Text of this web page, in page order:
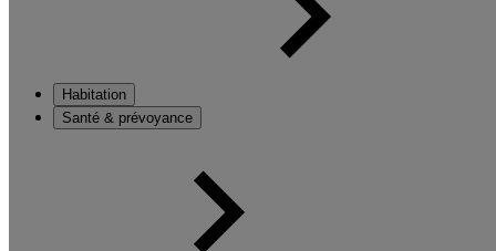
Habitation
Santé & prévoyance